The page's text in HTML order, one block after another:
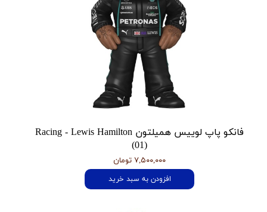
فانکو پاپ لوییس همیلتون Racing - Lewis Hamilton
(01)
۷,۵۰۰,۰۰۰ تومان
افزودن به سبد خرید